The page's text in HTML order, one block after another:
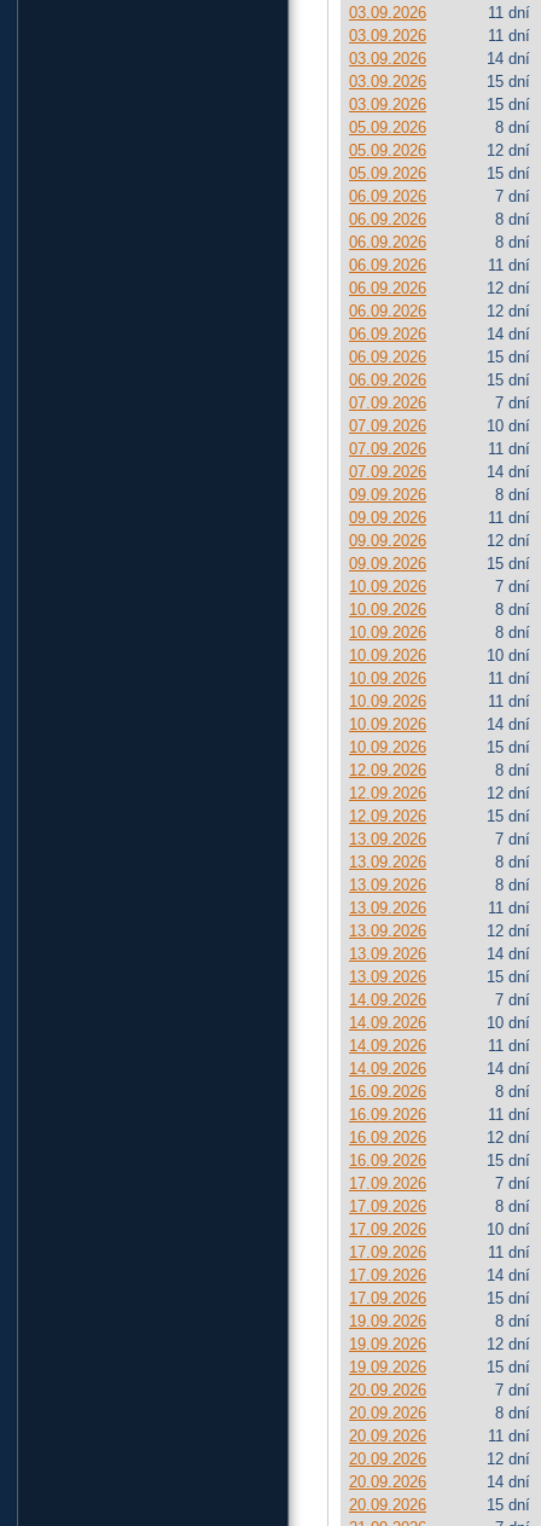
03.09.2026
11 dní
03.09.2026
11 dní
03.09.2026
14 dní
03.09.2026
15 dní
03.09.2026
15 dní
05.09.2026
8 dní
05.09.2026
12 dní
05.09.2026
15 dní
06.09.2026
7 dní
06.09.2026
8 dní
06.09.2026
8 dní
06.09.2026
11 dní
06.09.2026
12 dní
06.09.2026
12 dní
06.09.2026
14 dní
06.09.2026
15 dní
06.09.2026
15 dní
07.09.2026
7 dní
07.09.2026
10 dní
07.09.2026
11 dní
07.09.2026
14 dní
09.09.2026
8 dní
09.09.2026
11 dní
09.09.2026
12 dní
09.09.2026
15 dní
10.09.2026
7 dní
10.09.2026
8 dní
10.09.2026
8 dní
10.09.2026
10 dní
10.09.2026
11 dní
10.09.2026
11 dní
10.09.2026
14 dní
10.09.2026
15 dní
12.09.2026
8 dní
12.09.2026
12 dní
12.09.2026
15 dní
13.09.2026
7 dní
13.09.2026
8 dní
13.09.2026
8 dní
13.09.2026
11 dní
13.09.2026
12 dní
13.09.2026
14 dní
13.09.2026
15 dní
14.09.2026
7 dní
14.09.2026
10 dní
14.09.2026
11 dní
14.09.2026
14 dní
16.09.2026
8 dní
16.09.2026
11 dní
16.09.2026
12 dní
16.09.2026
15 dní
17.09.2026
7 dní
17.09.2026
8 dní
17.09.2026
10 dní
17.09.2026
11 dní
17.09.2026
14 dní
17.09.2026
15 dní
19.09.2026
8 dní
19.09.2026
12 dní
19.09.2026
15 dní
20.09.2026
7 dní
20.09.2026
8 dní
20.09.2026
11 dní
20.09.2026
12 dní
20.09.2026
14 dní
20.09.2026
15 dní